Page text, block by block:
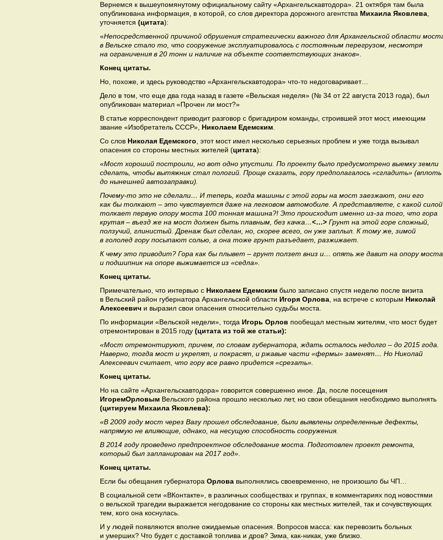
Вернемся к вышеупомянутому официальному сайту «Архангельскавтодора». 21 октября там была
опубликована информация, в которой, со слов директора дорожного агентства Михаила Яковлева
уточняется (цитата):
«Непосредственной причиной обрушения стратегически важного для Архангельской области
в Вельске стало то, что сооружение эксплуатировалось с постоянным перегрузом, несмотря
на ограничения в 20 тонн и наличие на объекте соответствующих знаков».
Конец цитаты.
Но, похоже, и здесь руководство «Архангельскавтодора» что-то недоговаривает…
Дело в том, что еще два года назад в газете «Вельская неделя» (№ 34 от 22 августа 2013 года), был
опубликован материал «Прочен ли мост?»
В статье корреспондент приводит разговор с бригадиром команды, строившей этот мост, имеющим
звание «Изобретатель СССР», Николаем Едемским
Со слов Николая Едемского , этот мост имел несколько серьезных проблем и уже тогда вызывал
опасения со стороны местных жителей (цитата):
«Мост хороший построили, но вот одно упустили. По проекту было предусмотрено выемку земли
сделать, чтобы вытяжник стал пологий. Проще сказать, гору предполагалось «сгладить» (вплоть
до нынешней автозаправки).
Почему-то это не сделали… И теперь, когда машины с этой горы на мост заезжают, они его
как бы толкают – это чувствуется даже на легковом автомобиле. А представляете, с какой силой
толкает первую опору моста 100 тонная машина?! Это происходит именно из-за того, что гора
крутая – въезд же на мост должен быть плавным, без качка…<…> Грунт на этой горе сложный,
ползучий, глинистый. Дренаж был сделан, но, скорее всего, он уже заплыл. К тому же, зимой
в гололед гору посыпают солью, а она тоже грунт разъедает, разжижает.
К чему это приводит? Гора как бы плывет – грунт ползет вниз и… опять же давит на опору
и подшипник на опоре выжимается из «седла»
Конец цитаты.
Примечательно, что интервью с Николаем Едемским было записано спустя неделю после визита
в Вельский район губернатора Архангельской области Игоря Орлова , на встрече с которым Николай
Алексеевич и выразил свои опасения относительно судьбы моста.
По информации «Вельской недели», тогда Игорь Орлов пообещал местным жителям, что мост будет
отремонтирован в 2015 году (цитата из той же статьи):
«Мост отремонтируют, причем, по словам губернатора, ждать осталось недолго – до 2015 года.
Наверно, тогда мост и укрепят, и покрасят, и ржавые части «фермы» заменят… Но Николай
Алексеевич считает, что гору все равно придется «срезать».
Конец цитаты.
Но на сайте «Архангельскавтодора» говорится совершенно иное. Да, после посещения
ИгоремОрловым Вельского района прошло несколько лет, но свои обещания необходимо выполнять
(цитируем Михаила Яковлева):
«В 2009 году мост через Вагу прошел обследование, были выявлены определенные дефекты,
напрямую не влияющие, однако, на несущую способность сооружения.
В 2014 году проведено предпроектное обследование моста. Подготовлен проект ремонта,
который был запланирован на 2017 год».
Конец цитаты.
Если бы обещания губернатора Орлова выполнялись своевременно, не произошло бы ЧП…
В социальной сети «ВКонтакте», в различных сообществах и группах, в комментариях под новостями
о вельской трагедии выражается негодование со стороны как местных жителей, так и сочувствующих
тем, кого она коснулась.
И у людей появляются вполне ожидаемые опасения. Вопросов масса: как перевозить больных
и умерших? Что будет с доставкой топлива и дров? Зима, как-никак, уже близко.